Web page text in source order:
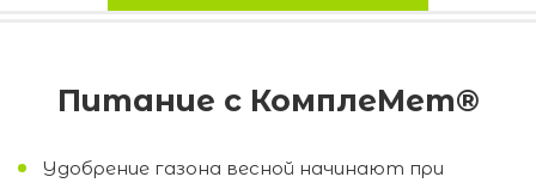
Питание с КомплеМет®
Удобрение газона весной начинают при